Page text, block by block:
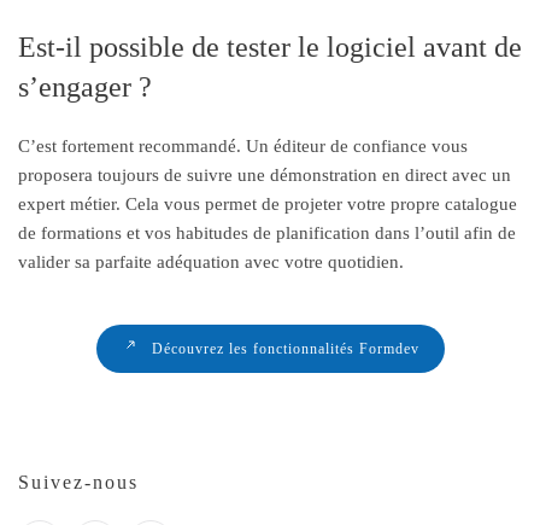
Suivez-nous
Est-il possible de tester le logiciel avant de
s’engager ?
C’est fortement recommandé. Un éditeur de confiance vous
proposera toujours de suivre une démonstration en direct avec un
expert métier. Cela vous permet de projeter votre propre catalogue
de formations et vos habitudes de planification dans l’outil afin de
valider sa parfaite adéquation avec votre quotidien.
Découvrez les fonctionnalités Formdev